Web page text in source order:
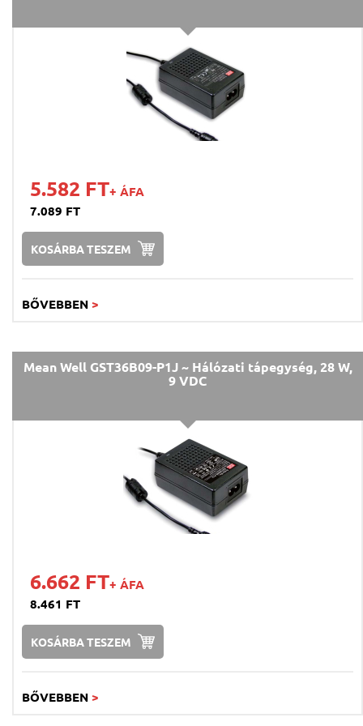
5.582 FT+ ÁFA
7.089 FT
KOSÁRBA TESZEM
BŐVEBBEN >
Mean Well GST36B09-P1J ~ Hálózati tápegység, 28 W,
9 VDC
6.662 FT+ ÁFA
8.461 FT
KOSÁRBA TESZEM
BŐVEBBEN >